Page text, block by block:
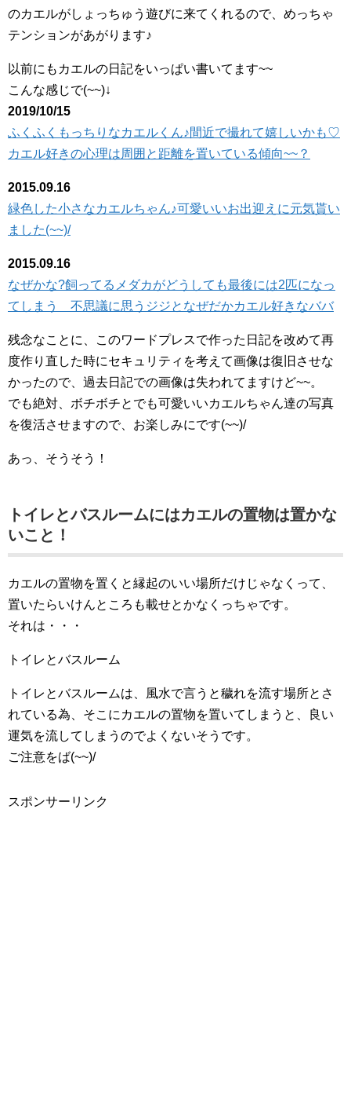
のカエルがしょっちゅう遊びに来てくれるので、めっちゃ
テンションがあがります♪
以前にもカエルの日記をいっぱい書いてます~~
こんな感じで(~~)↓
2019/10/15
ふくふくもっちりなカエルくん♪間近で撮れて嬉しいかも♡
カエル好きの心理は周囲と距離を置いている傾向~~？
2015.09.16
緑色した小さなカエルちゃん♪可愛いいお出迎えに元気貰い
ました(~~)/
2015.09.16
なぜかな?飼ってるメダカがどうしても最後には2匹になっ
てしまう 不思議に思うジジとなぜだかカエル好きなババ
残念なことに、このワードプレスで作った日記を改めて再
度作り直した時にセキュリティを考えて画像は復旧させな
かったので、過去日記での画像は失われてますけど~~。
でも絶対、ボチボチとでも可愛いいカエルちゃん達の写真
を復活させますので、お楽しみにです(~~)/
あっ、そうそう！
トイレとバスルームにはカエルの置物は置かな
いこと！
カエルの置物を置くと縁起のいい場所だけじゃなくって、
置いたらいけんところも載せとかなくっちゃです。
それは・・・
トイレとバスルーム
トイレとバスルームは、風水で言うと穢れを流す場所とさ
れている為、そこにカエルの置物を置いてしまうと、良い
運気を流してしまうのでよくないそうです。
ご注意をば(~~)/
スポンサーリンク